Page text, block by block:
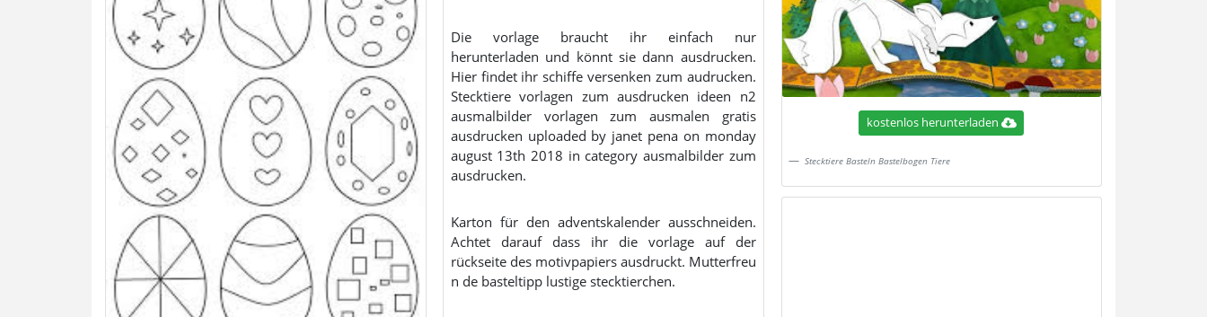
Die vorlage braucht ihr einfach nur
herunterladen und könnt sie dann ausdrucken.
Hier findet ihr schiffe versenken zum audrucken.
Stecktiere vorlagen zum ausdrucken ideen n2
ausmalbilder vorlagen zum ausmalen gratis
ausdrucken uploaded by janet pena on monday
august 13th 2018 in category ausmalbilder zum
ausdrucken.
Karton für den adventskalender ausschneiden.
Achtet darauf dass ihr die vorlage auf der
rückseite des motivpapiers ausdruckt. Mutterfreu
n de basteltipp lustige stecktierchen.
kostenlos herunterladen
Stecktiere Basteln Bastelbogen Tiere